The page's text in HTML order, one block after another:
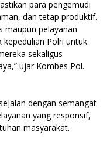
para pengemudi
dan tetap produktif.
maupun pelayanan
kepedulian Polri untuk
sekaligus
ujar Kombes Pol.
dengan semangat
yang responsif,
masyarakat.